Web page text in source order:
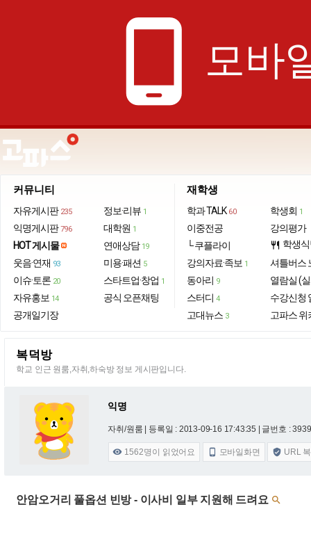
phone_android 모바
커뮤니티
자유게시판 235
익명게시판 796
HOT 게시물
웃음·연재 93
이슈·토론 20
자유홍보 14
공개일기장
정보·리뷰 1
대학원 1
연애상담 19
미용·패션 5
스타트업·창업 1
공식 오픈채팅
재학생
학과 TALK 60
이중전공
└ 쿠플라이
강의자료·족보 1
동아리 9
스터디 4
고대뉴스 3
학생회 1
강의평가
restaurant 학생
셔틀버스
열람실 (
수강신청
고파스 위
복덕방
학교 인근 원룸,자취,하숙방 정보 게시판입니다.
익명
자취/원룸 | 등록일 : 2013-09-16 17:43:35 | 글번호 :
 1562명이 읽었어요  모바일화면  URL
안암오거리 풀옵션 빈방 - 이사비 일부 지원해 드려요 